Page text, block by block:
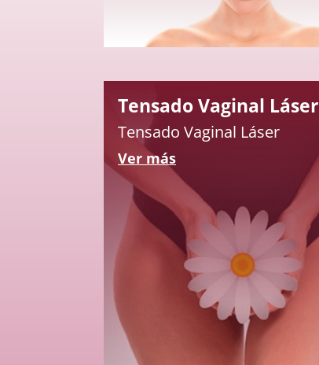
Tensado Vaginal Láser
Tensado Vaginal Láser
Ver más